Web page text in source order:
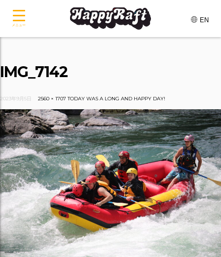
EN
IMG_7142
2023年9月5日 2560 × 1707 TODAY WAS A LONG AND HAPPY DAY!
メニュー